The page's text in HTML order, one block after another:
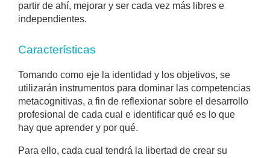
partir de ahí, mejorar y ser cada vez más libres e
independientes.
Características
Tomando como eje la identidad y los objetivos, se
utilizarán instrumentos para dominar las competencias
metacognitivas, a fin de reflexionar sobre el desarrollo
profesional de cada cual e identificar qué es lo que
hay que aprender y por qué.
Para ello, cada cual tendrá la libertad de crear su